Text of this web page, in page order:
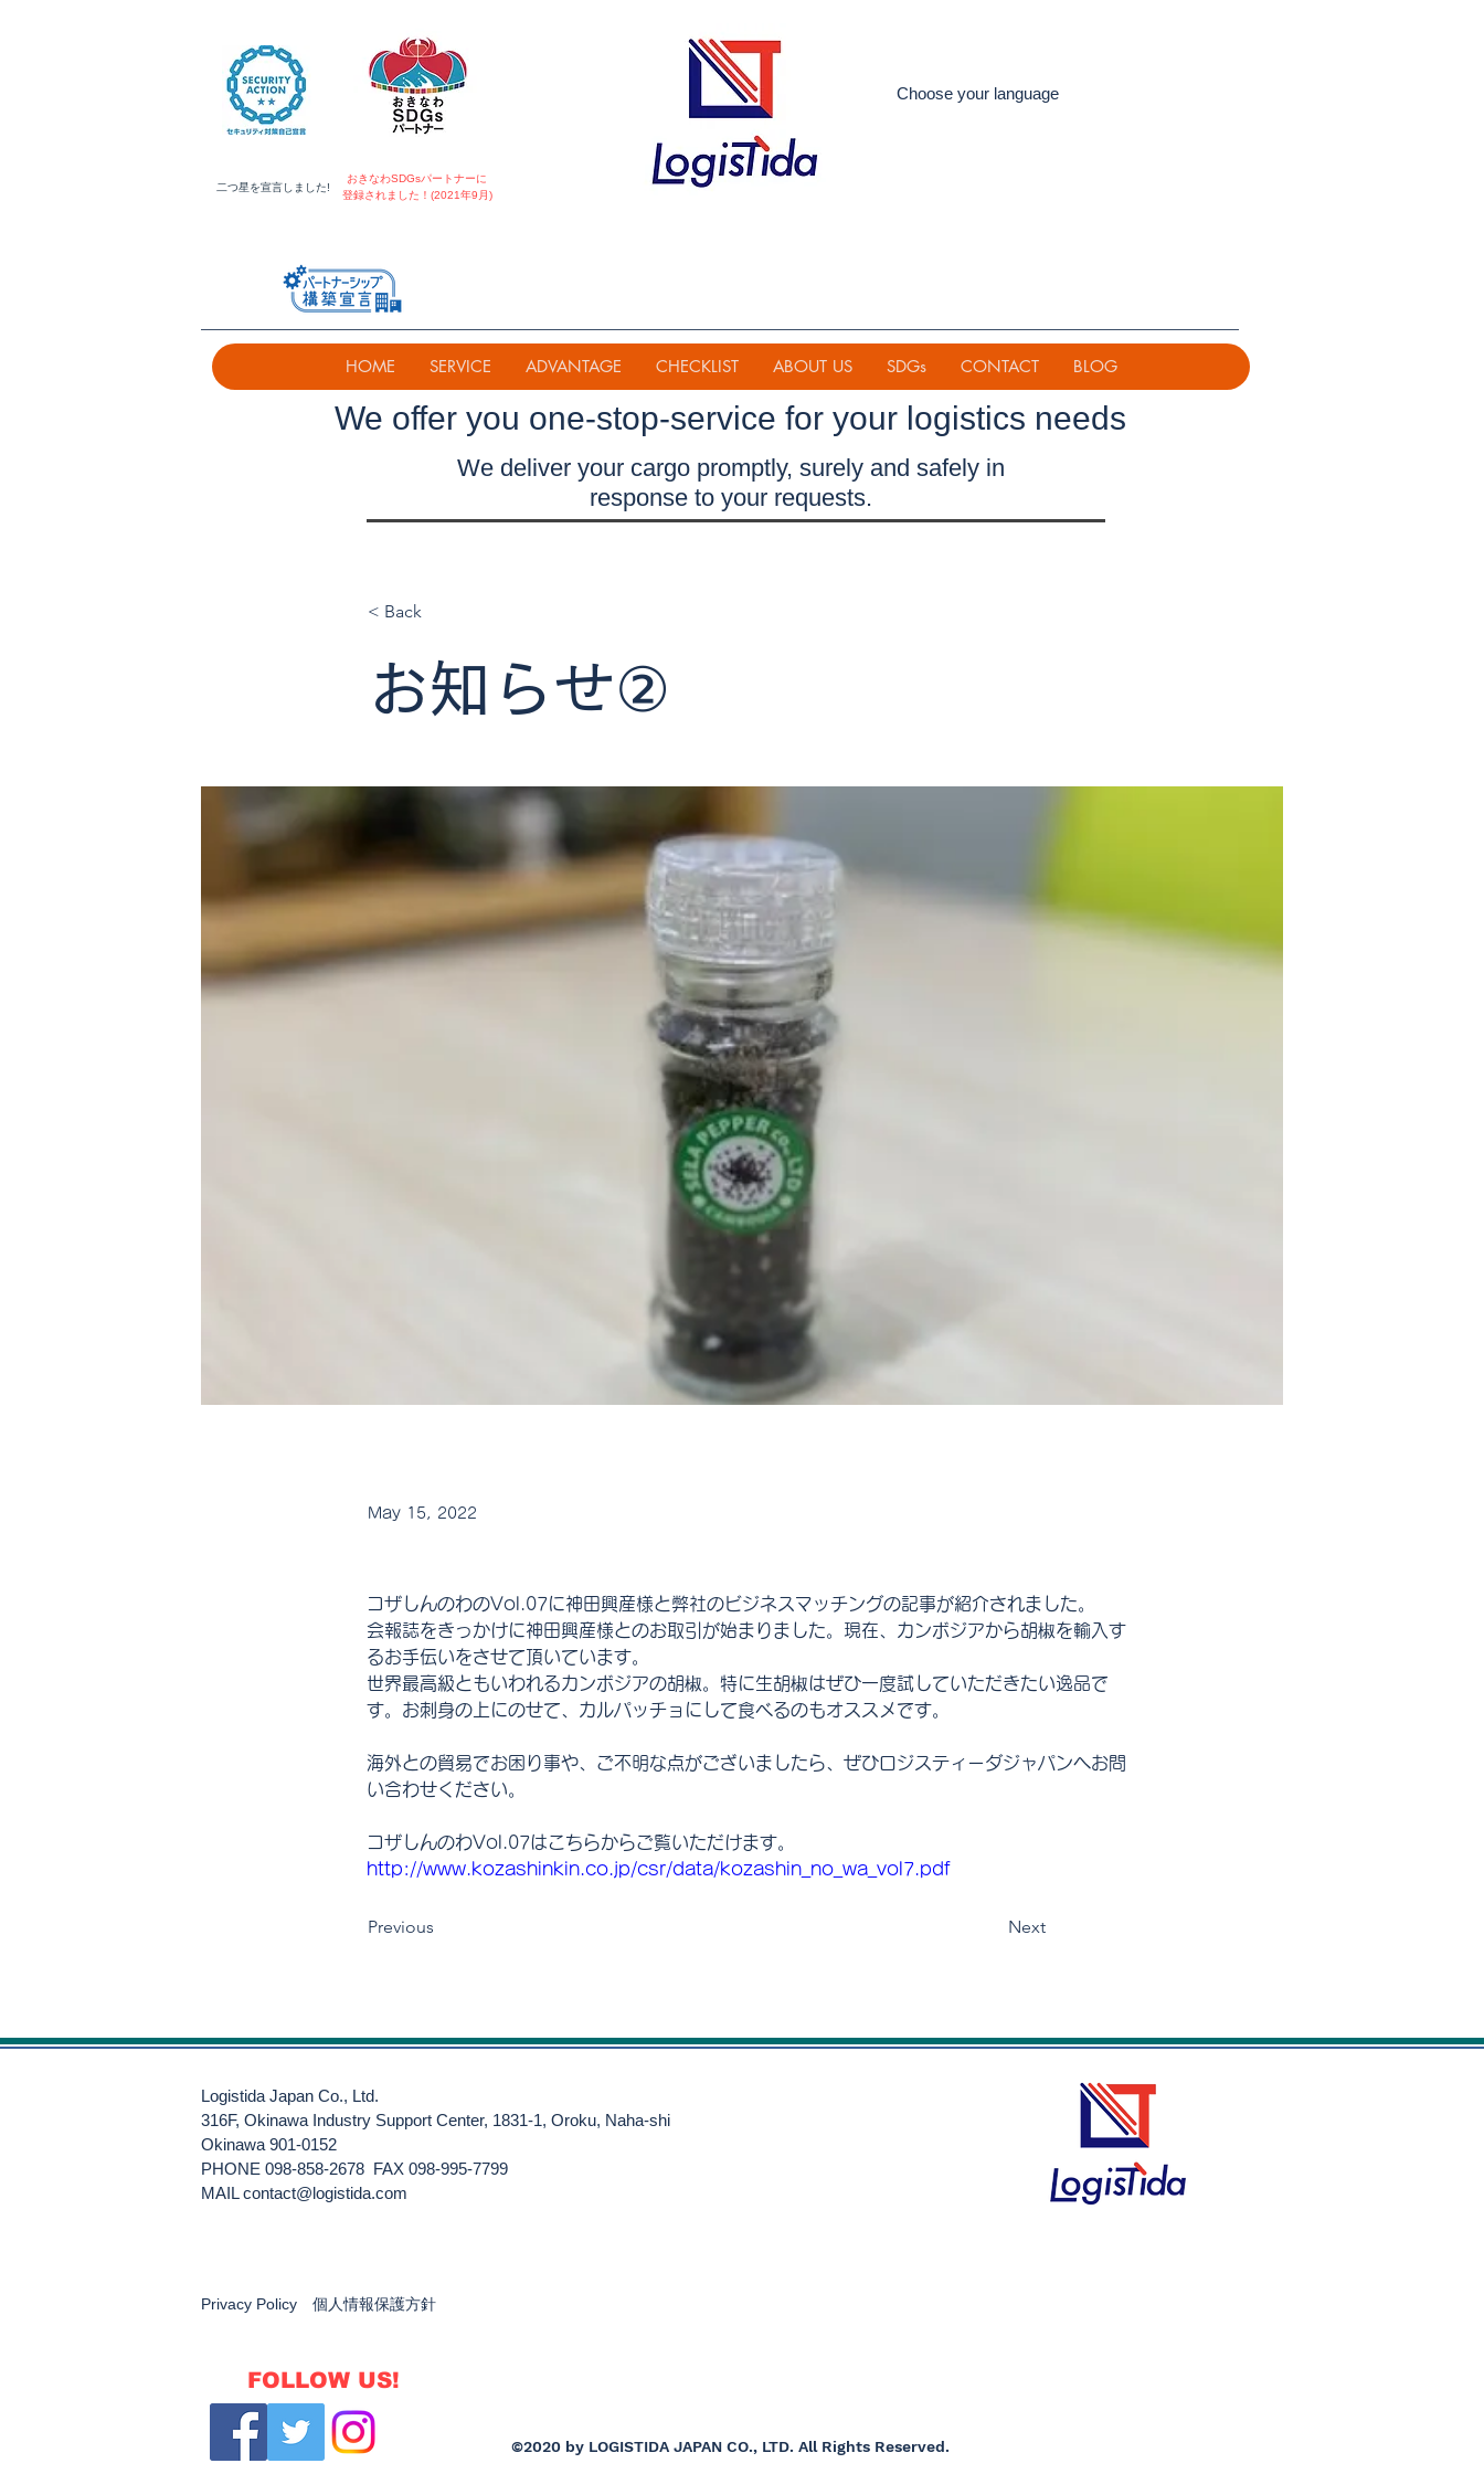
​二つ星を宣言しました!
おきなわSDGsパートナーに
登録されました！(2021年9月)
Choose your language
HOME SERVICE ADVANTAGE CHECKLIST ABOUT US SDGs CONTACT BLOG
​We offer you one-stop-service for your logistics needs
We deliver your cargo promptly, surely and safely in
response to your requests.
< Back
お知らせ②
May 15, 2022
コザしんのわのVol.07に神田興産様と弊社のビジネスマッチングの記事が紹介されました。
会報誌をきっかけに神田興産様とのお取引が始まりました。現在、カンボジアから胡椒を輸入す
るお手伝いをさせて頂いています。
世界最高級ともいわれるカンボジアの胡椒。特に生胡椒はぜひ一度試していただきたい逸品で
す。お刺身の上にのせて、カルパッチョにして食べるのもオススメです。
海外との貿易でお困り事や、ご不明な点がございましたら、ぜひロジスティーダジャパンへお問
い合わせください。
コザしんのわVol.07はこちらからご覧いただけます。
http://www.kozashinkin.co.jp/csr/data/kozashin_no_wa_vol7.pdf
Previous Next
Logistida Japan Co., Ltd.
316F, Okinawa Industry Support Center, 1831-1, Oroku, Naha-shi
Okinawa 901-0152
PHONE 098-858-2678 FAX 098-995-7799
​MAILcontact@logistida.com
Privacy Policy 個人情報保護方針
FOLLOW US!
©2020 by LOGISTIDA JAPAN CO., LTD. All Rights Reserved.